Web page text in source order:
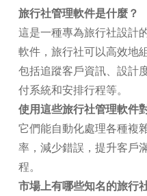
旅行社管理軟件是什麼？
這是一種專為旅行社設計
軟件，旅行社可以高效地
包括追蹤客戶資訊、設計
付系統和安排行程等。
使用這些旅行社管理軟件
它們能自動化處理各種複
率，減少錯誤，提升客戶
程。
市場上有哪些知名的旅行